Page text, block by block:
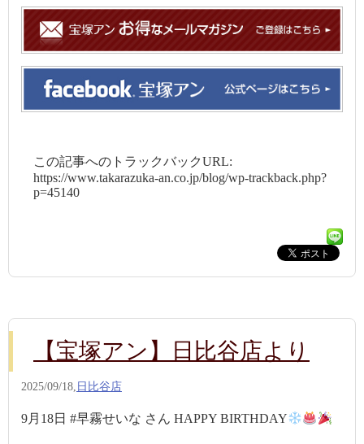
この記事へのトラックバックURL:
https://www.takarazuka-an.co.jp/blog/wp-trackback.php?
p=45140
【宝塚アン】日比谷店より
2025/09/18, 日比谷店
9月18日 #早霧せいな さん HAPPY BIRTHDAY